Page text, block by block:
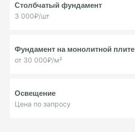
Столбчатый фундамент
3 000₽/шт
Фундамент на монолитной плите
от 30 000₽/м²
Освещение
Цена по запросу